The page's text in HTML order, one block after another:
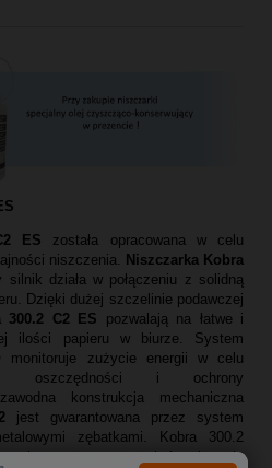
ES została opracowana w celu
niszczenia. Niszczarka Kobra
silnik działa w połączeniu z solidną
Dzięki dużej szczelinie podawczej
300.2 C2 ES pozwalają na łatwe i
ilości papieru w biurze. System
monitoruje zużycie energii w celu
oszczędności i ochrony
konstrukcja mechaniczna
jest gwarantowana przez system
zębatkami. Kobra 300.2
noże tnące, na które nie mają